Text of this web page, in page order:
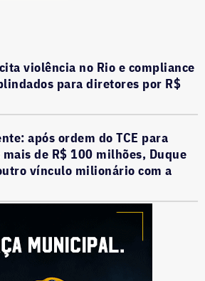
violência no Rio e compliance
para diretores por R$
após ordem do TCE para
de R$ 100 milhões, Duque
vínculo milionário com a